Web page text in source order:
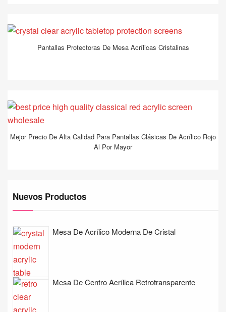
Pantallas Protectoras De Mesa Acrílicas Cristalinas
Mejor Precio De Alta Calidad Para Pantallas Clásicas De Acrílico Rojo
Al Por Mayor
Nuevos Productos
Mesa De Acrílico Moderna De Cristal
Mesa De Centro Acrílica Retrotransparente